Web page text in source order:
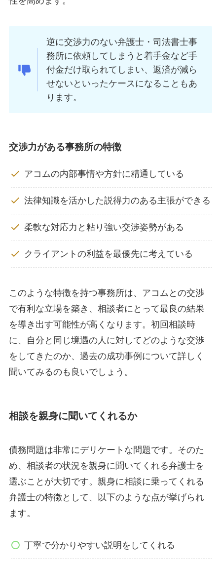
逆に交渉力のない弁護士・司法書士事
務所に依頼してしまうと着手金など手
付金だけ取られてしまい、返済が減ら
せないといったケースになることもあ
ります。
交渉力がある事務所の特徴
アコムの内部事情や方針に精通している
法律知識を活かした説得力のある主張ができる
柔軟な対応力と粘り強い交渉姿勢がある
クライアントの利益を最優先に考えている
このような特徴を持つ事務所は、アコムとの交渉
で有利な立場を築き、相談者にとって最良の結果
を導き出す可能性が高くなります。初回相談時
に、自分と同じ境遇の人に対してどのような交渉
をしてきたのか、過去の成功事例について詳しく
聞いてみるのも良いでしょう。
相談を親身に聞いてくれるか
債務問題は非常にデリケートな問題です。そのた
め、相談者の状況を親身に聞いてくれる弁護士を
選ぶことが大切です。親身に相談に乗ってくれる
弁護士の特徴として、以下のような点が挙げられ
ます。
丁寧で分かりやすい説明をしてくれる